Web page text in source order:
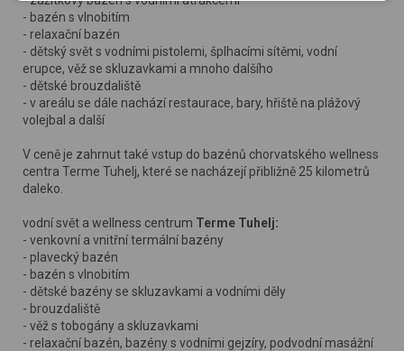
- bazén s vlnobitím
- relaxační bazén
- dětský svět s vodními pistolemi, šplhacími sítěmi, vodní
erupce, věž se skluzavkami a mnoho dalšího
- dětské brouzdaliště
- v areálu se dále nachází restaurace, bary, hřiště na plážový
volejbal a další
V ceně je zahrnut také vstup do bazénů chorvatského wellness
centra Terme Tuhelj, které se nacházejí přibližně 25 kilometrů
daleko.
vodní svět a wellness centrum Terme Tuhelj:
- venkovní a vnitřní termální bazény
- plavecký bazén
- bazén s vlnobitím
- dětské bazény se skluzavkami a vodními děly
- brouzdaliště
- věž s tobogány a skluzavkami
- relaxační bazén, bazény s vodními gejzíry, podvodní masážní
webu, tak na webech třetích stran. Díky tomu máme možnost
vytvářet profily založené na Vašich zájmech. Na základě
těchto informací není zpravidla možná bezprostřední
identifikace uživatele. Bez vyjádření souhlasu, nedojde k
zobrazování obsahu a reklam přizpůsobených Vašim
zájmům.